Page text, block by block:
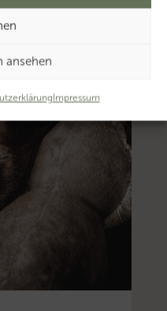
ansehen
Impressum